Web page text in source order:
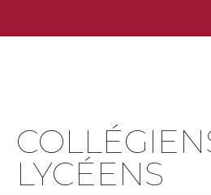
LYCÉENS